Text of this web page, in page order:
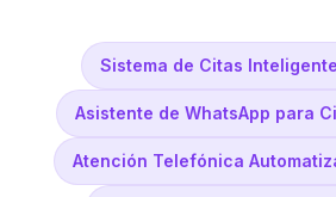
Sistema de Citas
Asistente de WhatsApp para
Atención Telefónica